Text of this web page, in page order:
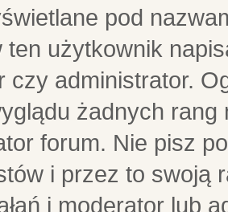
pod
ten użytkownik
czy administrator.
żadnych
forum. Nie pisz
i przez to swoją
i moderator lub